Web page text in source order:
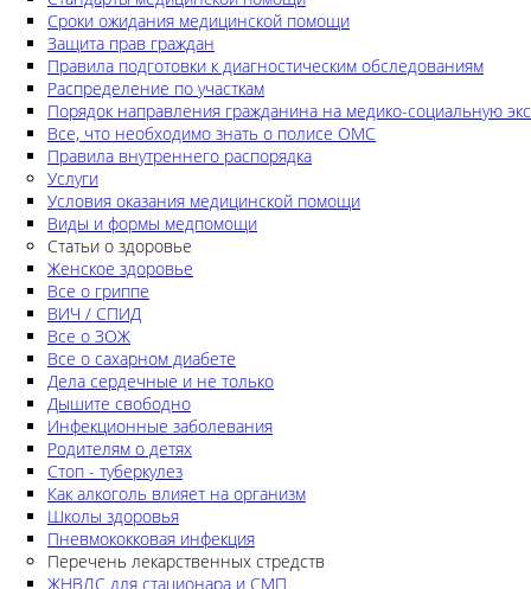
Сроки ожидания медицинской помощи
Защита прав граждан
Правила подготовки к диагностическим обследованиям
Распределение по участкам
Порядок направления гражданина на медико-социальную
Все, что необходимо знать о полисе ОМС
Правила внутреннего распорядка
Услуги
Условия оказания медицинской помощи
Виды и формы медпомощи
Статьи о здоровье
Женское здоровье
Все о гриппе
ВИЧ / СПИД
Все о ЗОЖ
Все о сахарном диабете
Дела сердечные и не только
Дышите свободно
Инфекционные заболевания
Родителям о детях
Стоп - туберкулез
Как алкоголь влияет на организм
Школы здоровья
Пневмококковая инфекция
Перечень лекарственных стредств
ЖНВЛС для стационара и СМП